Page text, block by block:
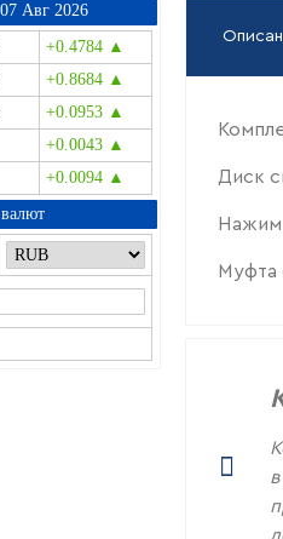
Авг 2026
+0.4784 ▲
+0.8684 ▲
+0.0953 ▲
+0.0043 ▲
+0.0094 ▲
Диск
Муфта